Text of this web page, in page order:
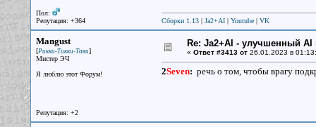
Пол:
Репутация: +364
Сборки 1.13| Ja2+AI| Youtube| VK
Mangust
[Рикки-Тикки-Тави]
Мистер ЭЧ
Я люблю этот Форум!
Репутация: +2
Re: Ja2+AI - улучшенный AI
« Ответ #3413 от26.01.2023 в
2Seven: речь о том, чтобы врагу